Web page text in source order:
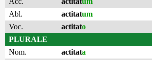
Abl.
actitatum
Voc.
actitato
PLURALE
Nom.
actitata